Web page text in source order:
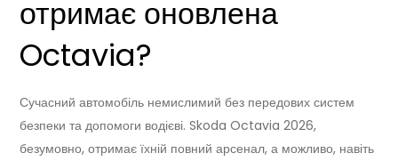
отримає оновлена
Octavia?
Сучасний автомобіль немислимий без передових систем
безпеки та допомоги водієві. Skoda Octavia 2026,
безумовно, отримає їхній повний арсенал, а можливо, навіть